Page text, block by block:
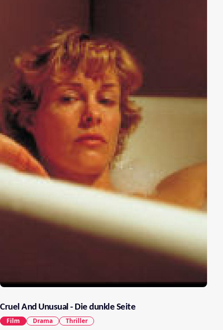
Cruel And Unusual - Die dunkle Seite
Film Drama Thriller